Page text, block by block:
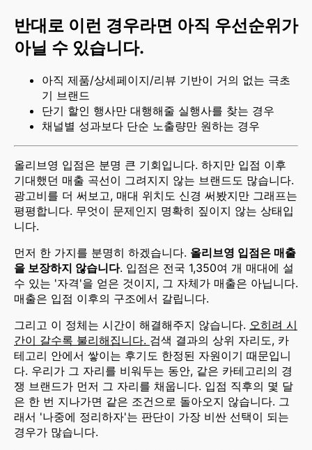
반대로 이런 경우라면 아직 우선순위가
아닐 수 있습니다.
아직 제품/상세페이지/리뷰 기반이 거의 없는 극초
기 브랜드
단기 할인 행사만 대행해줄 실행사를 찾는 경우
채널별 성과보다 단순 노출량만 원하는 경우
올리브영 입점은 분명 큰 기회입니다. 하지만 입점 이후
기대했던 매출 곡선이 그려지지 않는 브랜드도 많습니다.
광고비를 더 써보고, 매대 위치도 신경 써봤지만 그래프는
평평합니다. 무엇이 문제인지 명확히 짚이지 않는 상태입
니다.
먼저 한 가지를 분명히 하겠습니다. 올리브영 입점은 매출
을 보장하지 않습니다. 입점은 전국 1,350여 개 매대에 설
수 있는 '자격'을 얻은 것이지, 그 자체가 매출은 아닙니다.
매출은 입점 이후의 구조에서 갈립니다.
그리고 이 정체는 시간이 해결해주지 않습니다. 오히려 시
간이 갈수록 불리해집니다. 검색 결과의 상위 자리도, 카
테고리 안에서 쌓이는 후기도 한정된 자원이기 때문입니
다. 우리가 그 자리를 비워두는 동안, 같은 카테고리의 경
쟁 브랜드가 먼저 그 자리를 채웁니다. 입점 직후의 몇 달
은 한 번 지나가면 같은 조건으로 돌아오지 않습니다. 그
래서 '나중에 정리하자'는 판단이 가장 비싼 선택이 되는
경우가 많습니다.